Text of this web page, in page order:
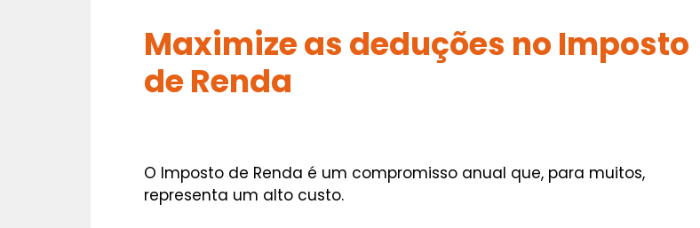
Maximize as deduções no Imposto
de Renda
O Imposto de Renda é um compromisso anual que, para muitos,
representa um alto custo.